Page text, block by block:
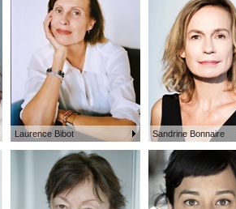
Laurence Bibot Sandrine Bonnaire